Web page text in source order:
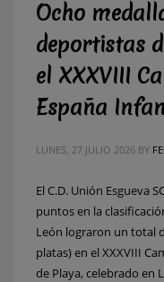
Ocho
deportistas
el XXXVIII
España
LUNES, 27 JULIO 2026 BY
El C.D. Unión Esgueva
puntos en la
León lograron un total
platas) en el XXXVIII
de Playa, celebrado en